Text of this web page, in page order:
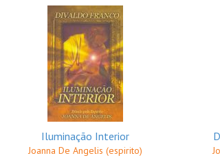
Iluminação Interior
Joanna De Angelis (espirito)